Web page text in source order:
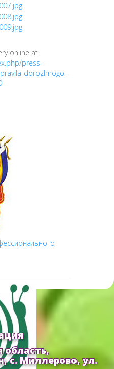
online at:
press-
dorozhnogo-
область,
с. Миллерово, ул.